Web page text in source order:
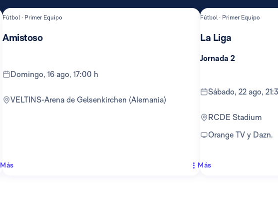
Fútbol · Primer Equipo
Amistoso
domingo, 16 ago, 17:00 h
VELTINS-Arena de Gelsenkirchen (Alemania)
Más
Fútbol · Primer Equipo
La Liga
Jornada 2
sábado, 22 ago,
RCDE Stadium
Orange TV y Dazn.
Más